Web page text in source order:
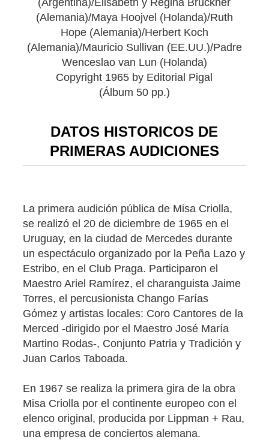
(Alemania)/Maya Hoojvel (Holanda)/Ruth
Hope (Alemania)/Herbert Koch
(Alemania)/Mauricio Sullivan (EE.UU.)/Padre
Wenceslao van Lun (Holanda)
Copyright 1965 by Editorial Pigal
(Álbum 50 pp.)
DATOS HISTORICOS DE
PRIMERAS AUDICIONES
La primera audición pública de Misa Criolla,
se realizó el 20 de diciembre de 1965 en el
Uruguay, en la ciudad de Mercedes durante
un espectáculo organizado por la Peña Lazo y
Estribo, en el Club Praga. Participaron el
Maestro Ariel Ramírez, el charanguista Jaime
Torres, el percusionista Chango Farías
Gómez y artistas locales: Coro Cantores de la
Merced -dirigido por el Maestro José María
Martino Rodas-, Conjunto Patria y Tradición y
Juan Carlos Taboada.
En 1967 se realiza la primera gira de la obra
Misa Criolla por el continente europeo con el
elenco original, producida por Lippman + Rau,
una empresa de conciertos alemana.